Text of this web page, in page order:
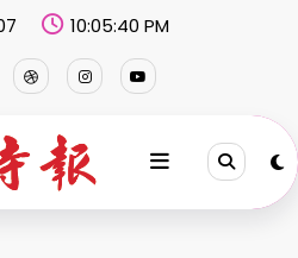
10:05:41 PM